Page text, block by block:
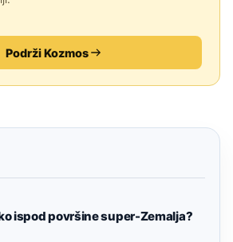
Podrži Kozmos
ispod površine super-Zemalja?